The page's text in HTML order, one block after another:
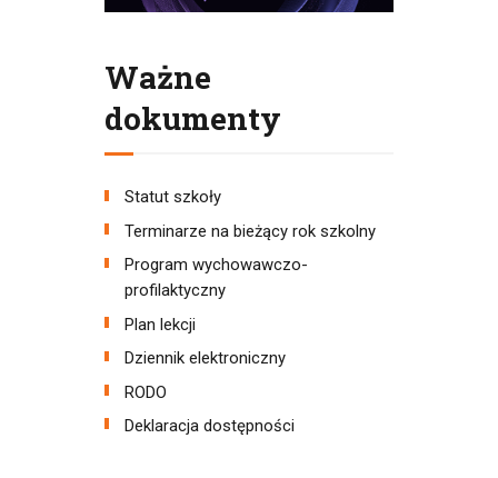
Ważne
dokumenty
Statut szkoły
Terminarze na bieżący rok szkolny
Program wychowawczo-
profilaktyczny
Plan lekcji
Dziennik elektroniczny
RODO
Deklaracja dostępności